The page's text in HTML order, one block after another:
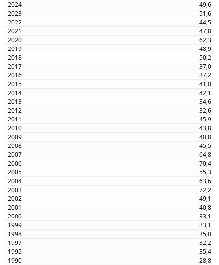
49,6
51,6
44,5
47,8
62,3
48,9
50,2
37,0
37,2
41,0
42,1
34,6
32,6
45,9
43,8
40,8
45,5
64,8
70,4
55,3
63,6
72,2
49,1
40,8
33,1
33,1
35,0
32,2
35,4
28,8